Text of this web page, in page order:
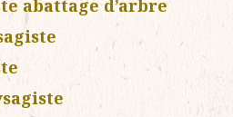
abattage d’arbre